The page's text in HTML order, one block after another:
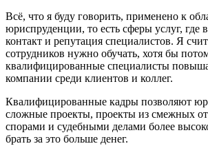
Всё, что я буду говорить, применено к
юриспруденции, то есть сферы услуг,
контакт и репутация специалистов. Я
сотрудников нужно обучать, хотя бы
квалифицированные специалисты
компании среди клиентов и коллег.
Квалифицированные кадры позволяют
сложные проекты, проекты из смежных
спорами и судебными делами более
брать за это больше денег.